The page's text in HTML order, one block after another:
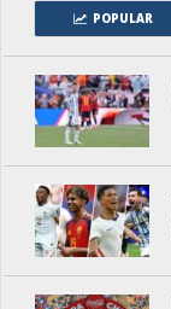
POPULAR